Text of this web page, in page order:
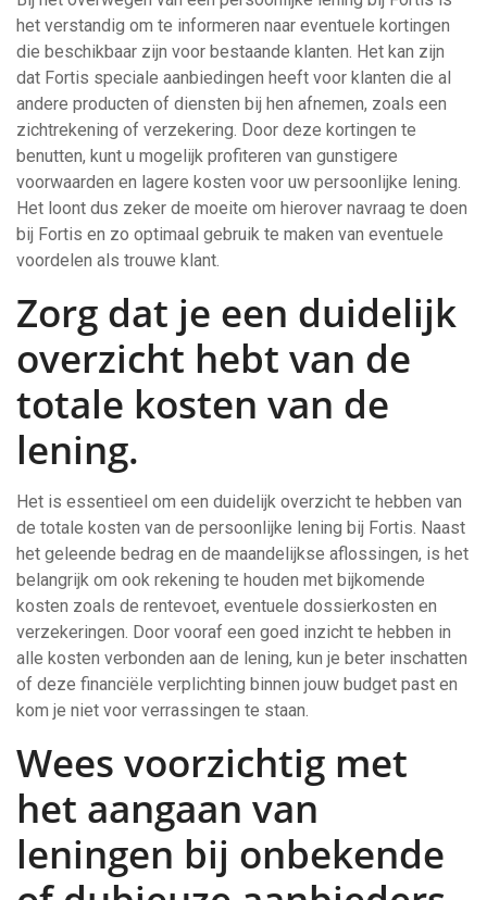
het verstandig om te informeren naar eventuele kortingen
die beschikbaar zijn voor bestaande klanten. Het kan zijn
dat Fortis speciale aanbiedingen heeft voor klanten die al
andere producten of diensten bij hen afnemen, zoals een
zichtrekening of verzekering. Door deze kortingen te
benutten, kunt u mogelijk profiteren van gunstigere
voorwaarden en lagere kosten voor uw persoonlijke lening.
Het loont dus zeker de moeite om hierover navraag te doen
bij Fortis en zo optimaal gebruik te maken van eventuele
voordelen als trouwe klant.
Zorg dat je een duidelijk
overzicht hebt van de
totale kosten van de
lening.
Het is essentieel om een duidelijk overzicht te hebben van
de totale kosten van de persoonlijke lening bij Fortis. Naast
het geleende bedrag en de maandelijkse aflossingen, is het
belangrijk om ook rekening te houden met bijkomende
kosten zoals de rentevoet, eventuele dossierkosten en
verzekeringen. Door vooraf een goed inzicht te hebben in
alle kosten verbonden aan de lening, kun je beter inschatten
of deze financiële verplichting binnen jouw budget past en
kom je niet voor verrassingen te staan.
Wees voorzichtig met
het aangaan van
leningen bij onbekende